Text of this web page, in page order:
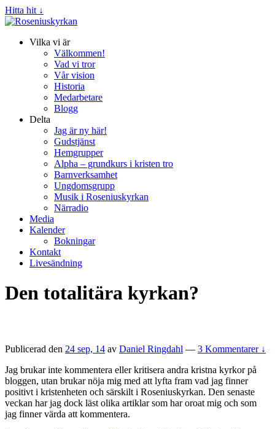
Hitta hit ↓
Vilka vi är
Välkommen!
Vad vi tror
Vår vision
Historia
Medarbetare
Blogg
Delta
Jag är ny här!
Gudstjänst
Hemgrupper
Alpha – grundkurs i kristen tro
Barnverksamhet
Ungdomsgrupp
Musik i Roseniuskyrkan
Närradio
Media
Kalender
Bokningar
Kontakt
Livesändning
Den totalitära kyrkan?
Publicerad den 24 sep, 14 av Daniel Ringdahl — 3 Kommentarer ↓
Jag brukar inte kommentera eller kritisera andra kristna kyrkor på
bloggen, utan brukar nöja mig med att lyfta fram vad jag finner
positivt i kristenheten och särskilt i Roseniuskyrkan. Den senaste
veckan har jag dock läst olika artiklar som har oroat mig och som
jag finner värda att kommentera.